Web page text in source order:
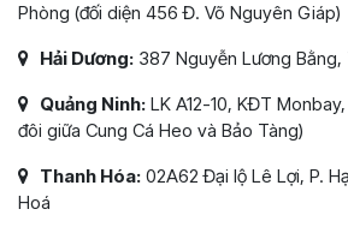
Phòng (đối diện 456 Đ. Võ Nguyên Giáp)
Hải Dương: 387 Nguyễn Lương Bằng,
Quảng Ninh: LK A12-10, KĐT
đôi giữa Cung Cá Heo và Bảo Tàng)
Thanh Hóa: 02A62 Đại lộ Lê Lợi, P.
Hoá